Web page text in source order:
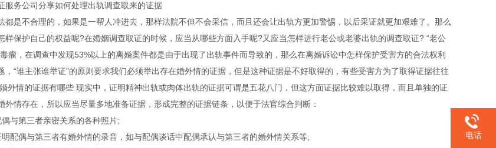
务公司分享如何处理出轨调查取来的证据
是不合理的，如果是一帮人冲进去，那样法院不但不会采信，而且还会让出轨方更加警惕，以后采证就更加艰难了。那么
样保护自己的权益呢?在婚姻调查取证的时候，应当从哪些方面入手呢?又应当怎样进行老公或老婆出轨的调查取证? “老公
瘤，在调查中发现53%以上的离婚案件都是由于出现了出轨事件而导致的，那么在离婚诉讼中怎样保护受害方的合法权利
，“谁主张谁举证”的原则要求我们必须举出存在婚外情的证据，但是这种证据是不好取得的，有些受害方为了取得证据往往
外情的证据有哪些 现实中，证明精神出轨或肉体出轨的证据可谓是五花八门，但这方面证据比较难以取得，而且单独的证
外情存在，所以应当尽量多地准备证据，形成完整的证据链条，以便于法官综合判断：
第三者亲密关系的各种照片;
偶与第三者有婚外情的录音，如与配偶谈话中配偶承认与第三者的婚外情关系等;
电话